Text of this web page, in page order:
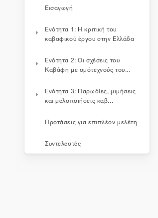
Εισαγωγή
Ενότητα 1: Η κριτική του
καβαφικού έργου στην Ελλάδα
Ενότητα 2: Οι σχέσεις του
Καβάφη με ομότεχνούς του...
Ενότητα 3: Παρωδίες, μιμήσεις
και μελοποιήσεις καβ...
Προτάσεις για επιπλέον μελέτη
Συντελεστές